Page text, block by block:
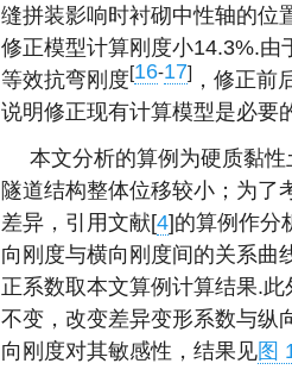
缝拼装影响时衬砌中性轴的位
修正模型计算刚度小14.3%.
等效抗弯刚度[16-17] ，修正前
说明修正现有计算模型是必要
本文分析的算例为硬质黏
隧道结构整体位移较小；为了
差异，引用文献[4]的算例作分
向刚度与横向刚度间的关系曲
正系数取本文算例计算结果.此
不变，改变差异变形系数与纵
向刚度对其敏感性，结果见图